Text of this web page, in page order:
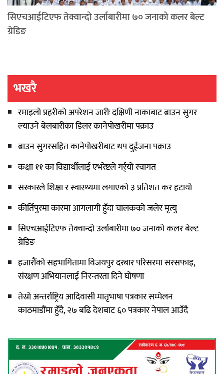
सिएचआईटिएफ तेक्वान्दो उर्लाबारीमा ७० जनाको कलर बेल्ट
ग्रेडिङ
भखरै
रमाइलो प्रहरीको अपरेशन जारीः दक्षिणी नाकाबाट ब्राउन सुगर
ल्याउने बेलबारीका डिलर कानेपोखरीमा पक्राउ
ब्राउन सुगरसहित कानेपोखरीबाट थप दुईजना पक्राउ
कक्षा ११ का विद्यार्थीलाई एभरेष्टले गर्र्यो स्वागत
सरकारले शिक्षा र स्वास्थ्यमा लगाएको ३ प्रतिशत कर हटायो
कीर्तिपुरमा कारमा आगलागी हुँदा चालकको जलेर मृत्यु
सिएचआईटिएफ तेक्वान्दो उर्लाबारीमा ७० जनाको कलर बेल्ट
ग्रेडिङ
हजारौंको सहभागितामा विजयपुर दरबार परिसरमा सरसफाइ,
संरक्षण अभियानलाई निरन्तरता दिने घोषणा
तेस्रो अन्तर्राष्ट्रिय आदिवासी मातृभाषा पत्रकार सम्मेलन
काठमाडौंमा हुँदै, २७ बढि देशबाट ६० पत्रकार नेपाल आउँदै